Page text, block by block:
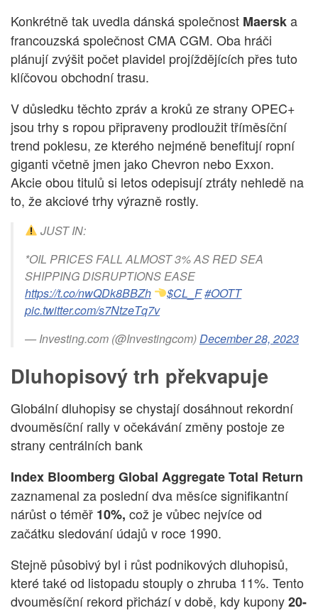
Konkrétně tak uvedla dánská společnost Maerska
francouzská společnost CMA CGM. Oba hráči
plánují zvýšit počet plavidel projíždějících přes tuto
klíčovou obchodní trasu.
V důsledku těchto zpráv a kroků ze strany OPEC+
jsou trhy s ropou připraveny prodloužit tříměsíční
trend poklesu, ze kterého nejméně benefitují ropní
giganti včetně jmen jako Chevron nebo Exxon.
Akcie obou titulů si letos odepisují ztráty nehledě na
to, že akciové trhy výrazně rostly.
JUST IN:
*OIL PRICES FALL ALMOST 3% AS RED SEA
SHIPPING DISRUPTIONS EASE
https://t.co/nwQDk8BBZh
$CL_F#OOTT
pic.twitter.com/s7NtzeTq7v
— Investing.com (@Investingcom)December 28, 2023
Dluhopisový trh překvapuje
Globální dluhopisy se chystají dosáhnout rekordní
dvouměsíční rally v očekávání změny postoje ze
strany centrálních bank
Index Bloomberg Global Aggregate Total Return
zaznamenal za poslední dva měsíce signifikantní
nárůst o téměř 10%, což je vůbec nejvíce od
začátku sledování údajů v roce 1990.
Stejně působivý byl i růst podnikových dluhopisů,
které také od listopadu stouply o zhruba 11%. Tento
dvouměsíční rekord přichází v době, kdy kupony20-